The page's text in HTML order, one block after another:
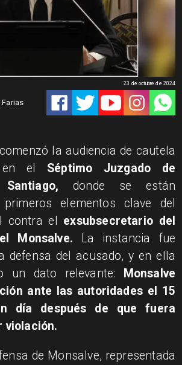
Farias
23 de octubre de 2024
la audiencia de cautela
en el Séptimo Juzgado de
donde se están
elementos clave del
contra el exsubsecretario del
Monsalve. La instancia fue
defensa del acusado, y en ella
un dato relevante:
Monsalve
ante las autoridades el 15
día después de que fuera
violación.
de Monsalve, representada